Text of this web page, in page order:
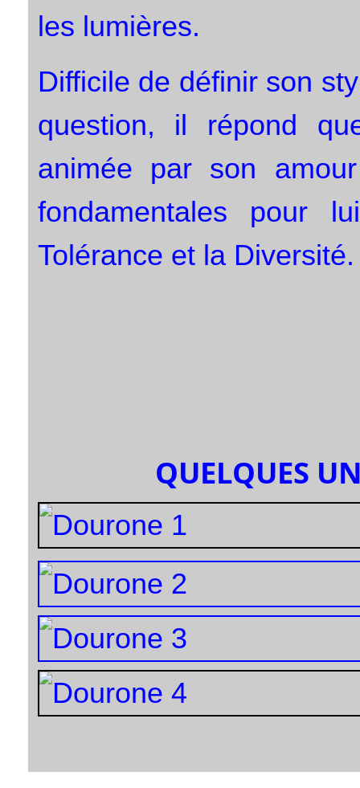
les lumières.
Difficile de définir son
question, il répond
animée par son
fondamentales pour
Tolérance et la Diversité.
QUELQUES